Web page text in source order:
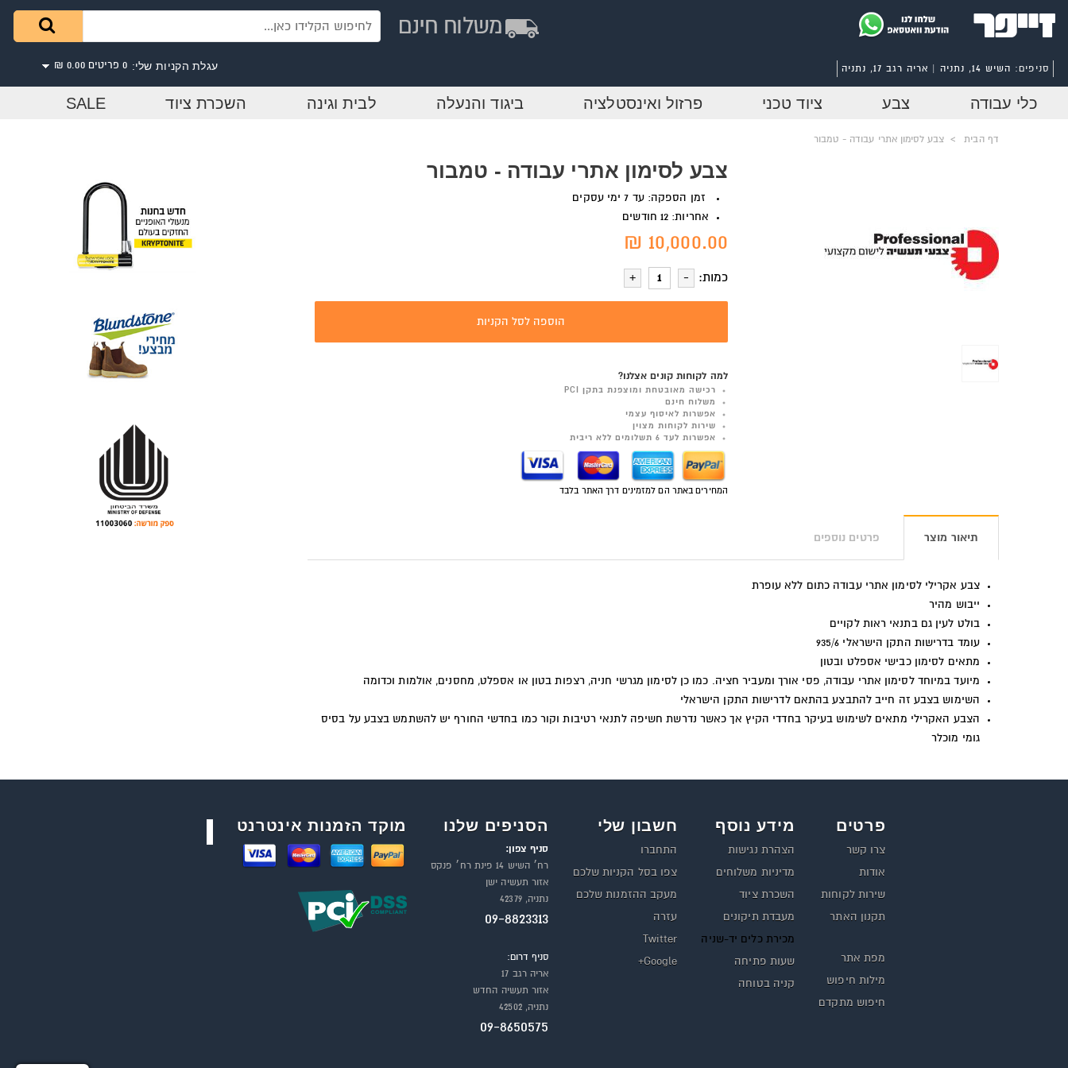
עגלת הקניות שלי: 0 פריטים 0.00 ₪ סניפים: השיש 14, נתניה | אריה רגב 17, נתניה
כלי עבודה צבע ציוד טכני פרזול ואינסטלציה ביגוד והנעלה לבית וגינה השכרת ציוד SALE
דף הבית > צבע לסימון אתרי עבודה - טמבור
צבע לסימון אתרי עבודה - טמבור
זמן הספקה: עד 7 ימי עסקים
אחריות: 12 חודשים
10,000.00 ₪
כמות:
הוספה לסל הקניות
למה לקוחות קונים אצלנו?
רכישה מאובטחת ומוצפנת בתקן PCI
משלוח חינם
אפשרות לאיסוף עצמי
שירות לקוחות מצוין
אפשרות לעד 6 תשלומים ללא ריבית
המחירים באתר הם למזמינים דרך האתר בלבד
תיאור מוצר פרטים נוספים
צבע אקרילי לסימון אתרי עבודה כתום ללא עופרת
ייבוש מהיר
בולט לעין גם בתנאי ראות לקויים
עומד בדרישות התקן הישראלי 935/6
מתאים לסימון כבישי אספלט ובטון
מיועד במיוחד לסימון אתרי עבודה, פסי אורך ומעביר חציה. כמו כן לסימון מגרשי חניה, רצפות בטון או אספלט, מחסנים, אולמות וכדומה
השימוש בצבע זה חייב להתבצע בהתאם לדרישות התקן הישראלי
הצבע האקרילי מתאים לשימוש בעיקר בחדדי הקיץ אך כאשר נדרשת חשיפה לתנאי רטיבות וקור כמו בחדשי החורף יש להשתמש בצבע על בסיס
גומי מוכלר
פרטים
צרו קשר
אודות
שירות לקוחות
תקנון האתר
מפת אתר
מילות חיפוש
חיפוש מתקדם
מידע נוסף
הצהרת נגישות
מדיניות משלוחים
השכרת ציוד
מעבדת תיקונים
מכירת כלים יד-שניה
שעות פתיחה
קניה בטוחה
חשבון שלי
התחברו
צפו בסל הקניות שלכם
מעקב ההזמנות שלכם
עזרה
Twitter
Google+
הסניפים שלנו
סניף צפון:
רח׳ השיש 14 פינת רח׳ פנקס
אזור תעשיה ישן
נתניה, 42379
09-8823313
סניף דרום:
אריה רגב 17
אזור תעשיה החדש
נתניה, 42502
09-8650575
מוקד הזמנות אינטרנט